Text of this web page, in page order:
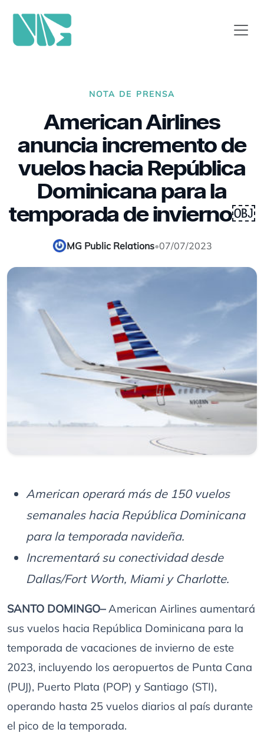
NOTA DE PRENSA
American Airlines
anuncia incremento de
vuelos hacia República
Dominicana para la
temporada de invierno￼
MG Public Relations•07/07/2023
American operará más de 150 vuelos
semanales hacia República Dominicana
para la temporada navideña.
Incrementará su conectividad desde
Dallas/Fort Worth, Miami y Charlotte.
SANTO DOMINGO–American Airlines aumentará
sus vuelos hacia República Dominicana para la
temporada de vacaciones de invierno de este
2023, incluyendo los aeropuertos de Punta Cana
(PUJ), Puerto Plata (POP) y Santiago (STI),
operando hasta 25 vuelos diarios al país durante
el pico de la temporada.